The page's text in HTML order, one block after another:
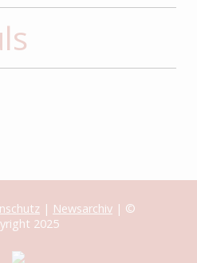
| Newsarchiv | ©
2025